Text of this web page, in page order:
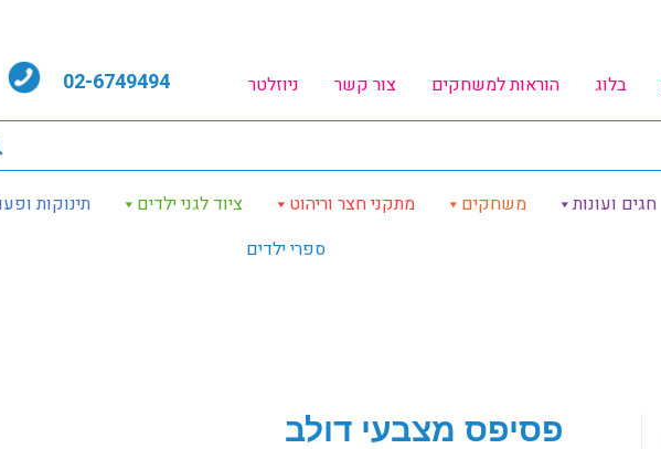
בלוג הוראות למשחקים צור קשר ניוזלטר 02-6749494
חגים ועונות משחקים מתקני חצר וריהוט ציוד לגני ילדים תינוקות
ספרי ילדים
פסיפס מצבעי דולב